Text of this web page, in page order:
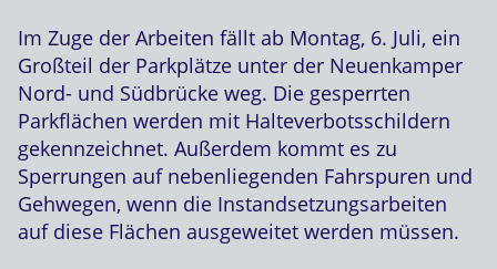
Im Zuge der Arbeiten fällt ab Montag, 6. Juli, ein
Großteil der Parkplätze unter der Neuenkamper
Nord- und Südbrücke weg. Die gesperrten
Parkflächen werden mit Halteverbotsschildern
gekennzeichnet. Außerdem kommt es zu
Sperrungen auf nebenliegenden Fahrspuren und
Gehwegen, wenn die Instandsetzungsarbeiten
auf diese Flächen ausgeweitet werden müssen.